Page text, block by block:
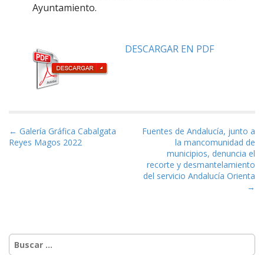
Ayuntamiento.
DESCARGAR EN PDF
Navegación de entradas
← Galería Gráfica Cabalgata
Reyes Magos 2022
Fuentes de Andalucía, junto a
la mancomunidad de
municipios, denuncia el
recorte y desmantelamiento
del servicio Andalucía Orienta
→